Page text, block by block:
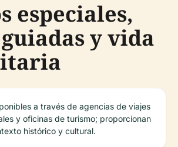
especiales,
y vida
a través de agencias de viajes
y oficinas de turismo; proporcionan
histórico y cultural.